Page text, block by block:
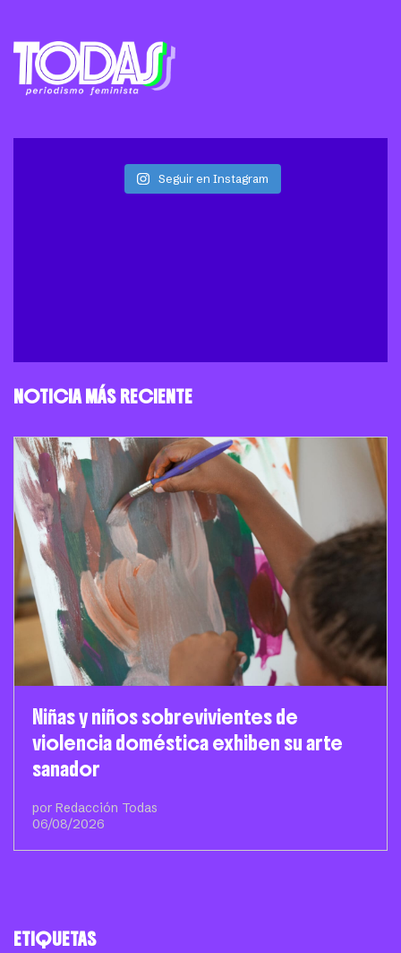
Seguir en Instagram
NOTICIA MÁS RECIENTE
Niñas y niños sobrevivientes de
violencia doméstica exhiben su arte
sanador
por Redacción Todas
06/08/2026
ETIQUETAS